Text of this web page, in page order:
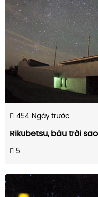
454 Ngày trước
Rikubetsu, bầu trời
5